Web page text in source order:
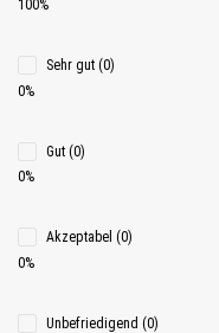
100%
Sehr gut (0)
0%
Gut (0)
0%
Akzeptabel (0)
0%
Unbefriedigend (0)